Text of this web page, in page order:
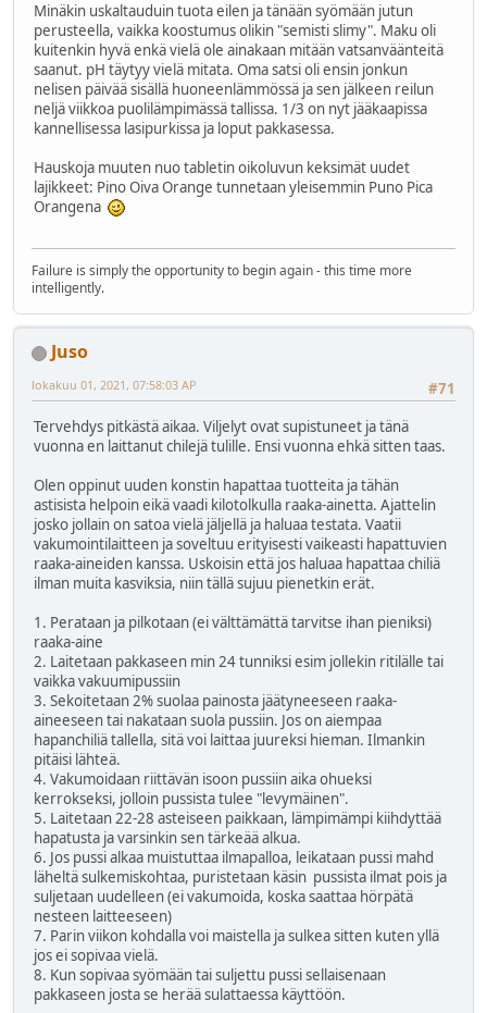
Minäkin uskaltauduin tuota eilen ja tänään syömään jutun
perusteella, vaikka koostumus olikin "semisti slimy". Maku oli
kuitenkin hyvä enkä vielä ole ainakaan mitään vatsanväänteitä
saanut. pH täytyy vielä mitata. Oma satsi oli ensin jonkun
nelisen päivää sisällä huoneenlämmössä ja sen jälkeen reilun
neljä viikkoa puolilämpimässä tallissa. 1/3 on nyt jääkaapissa
kannellisessa lasipurkissa ja loput pakkasessa.
Hauskoja muuten nuo tabletin oikoluvun keksimät uudet
lajikkeet: Pino Oiva Orange tunnetaan yleisemmin Puno Pica
Orangena
Failure is simply the opportunity to begin again - this time more
intelligently.
Juso
#71
lokakuu 01, 2021, 07:58:03 AP
Tervehdys pitkästä aikaa. Viljelyt ovat supistuneet ja tänä
vuonna en laittanut chilejä tulille. Ensi vuonna ehkä sitten taas.
Olen oppinut uuden konstin hapattaa tuotteita ja tähän
astisista helpoin eikä vaadi kilotolkulla raaka-ainetta. Ajattelin
josko jollain on satoa vielä jäljellä ja haluaa testata. Vaatii
vakumointilaitteen ja soveltuu erityisesti vaikeasti hapattuvien
raaka-aineiden kanssa. Uskoisin että jos haluaa hapattaa chiliä
ilman muita kasviksia, niin tällä sujuu pienetkin erät.
1. Perataan ja pilkotaan (ei välttämättä tarvitse ihan pieniksi)
raaka-aine
2. Laitetaan pakkaseen min 24 tunniksi esim jollekin ritilälle tai
vaikka vakuumipussiin
3. Sekoitetaan 2% suolaa painosta jäätyneeseen raaka-
aineeseen tai nakataan suola pussiin. Jos on aiempaa
hapanchiliä tallella, sitä voi laittaa juureksi hieman. Ilmankin
pitäisi lähteä.
4. Vakumoidaan riittävän isoon pussiin aika ohueksi
kerrokseksi, jolloin pussista tulee "levymäinen".
5. Laitetaan 22-28 asteiseen paikkaan, lämpimämpi kiihdyttää
hapatusta ja varsinkin sen tärkeää alkua.
6. Jos pussi alkaa muistuttaa ilmapalloa, leikataan pussi mahd
läheltä sulkemiskohtaa, puristetaan käsin pussista ilmat pois ja
suljetaan uudelleen (ei vakumoida, koska saattaa hörpätä
nesteen laitteeseen)
7. Parin viikon kohdalla voi maistella ja sulkea sitten kuten yllä
jos ei sopivaa vielä.
8. Kun sopivaa syömään tai suljettu pussi sellaisenaan
pakkaseen josta se herää sulattaessa käyttöön.